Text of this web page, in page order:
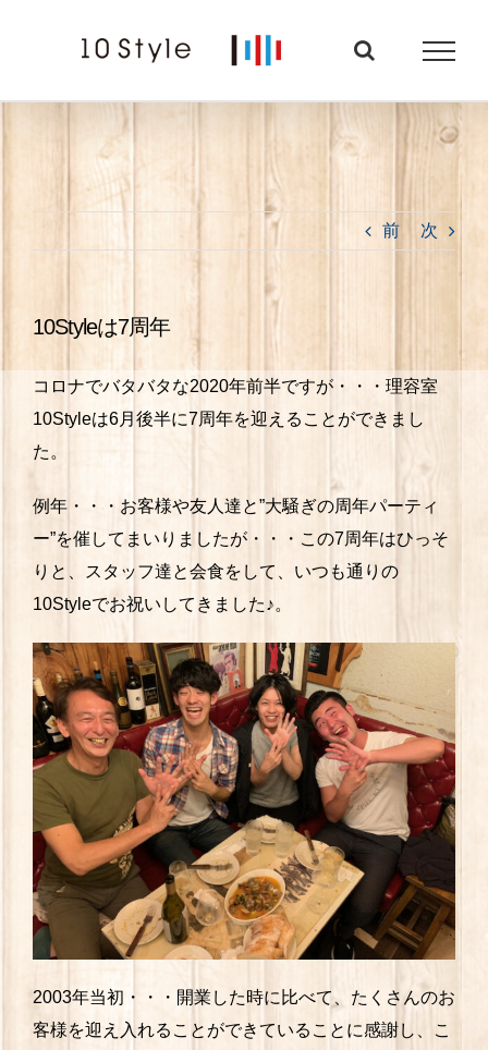
前 次
10Styleは7周年
コロナでバタバタな2020年前半ですが・・・理容室
10Styleは6月後半に7周年を迎えることができまし
た。
例年・・・お客様や友人達と”大騒ぎの周年パーティ
ー”を催してまいりましたが・・・この7周年はひっそ
りと、スタッフ達と会食をして、いつも通りの
10Styleでお祝いしてきました♪。
2003年当初・・・開業した時に比べて、たくさんのお
客様を迎え入れることができていることに感謝し、こ